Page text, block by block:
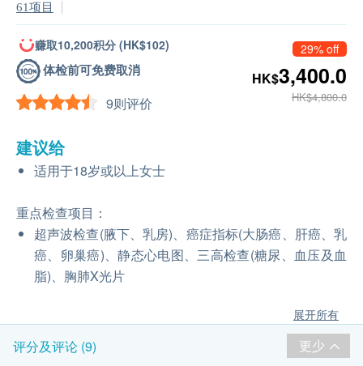
61项目
赚取10,200积分 (HK$102)
体检前可免费取消
9则评价
29% off
HK$3,400.0
HK$4,800.0
建议给
适用于18岁或以上女士
重点检查项目：
超声波检查(腋下、乳房)、癌症指标(大肠癌、肝癌、乳
癌、卵巢癌)、静态心电图、三高检查(糖尿、血压及血
脂)、胸肺X光片
展开所有
评分及评论 (9) 更少